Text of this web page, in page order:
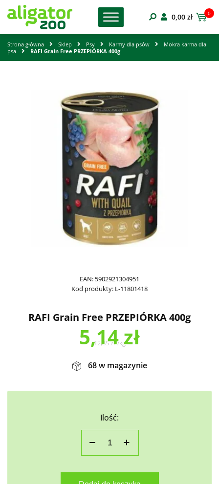
0,00 zł 0
Strona główna Sklep Psy Karmy dla psów
Mokra karma dla
psa
RAFI Grain Free PRZEPIÓRKA 400g
EAN: 5902921304951
Kod produkty: L-11801418
RAFI Grain Free PRZEPIÓRKA 400g
5,14zł
12,85zł /kg
68 w magazynie
Ilość: